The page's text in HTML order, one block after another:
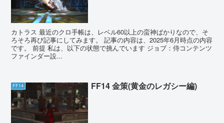
カトラス 最近のクロ手帳は、レベル60以上の蛮神ばかりなので、そ
ろそろ再び記事にしてみます。 記事の内容は、2025年6月時点の内容
です。 前提 私は、以下の状態で挑んでいます ジョブ：侍コンテンツ
ファインダー設...
FF14 FF14 金策(黄金のレガシー編)